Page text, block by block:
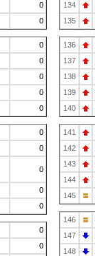
0
0
0
0
0
0
0
0
0
0
0
0
0
0
134
135
136
137
138
139
140
141
142
143
144
145
146
147
148